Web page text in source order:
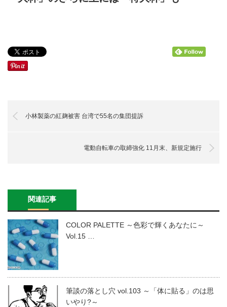
小林製薬の紅麹被害 台湾で55名の集団提訴
電動自転車の取締強化 11月末、新規定施行
関連記事
COLOR PALETTE ～色彩で輝くあなたに～
Vol.15 …
筆談の落とし穴 vol.103 ～「体に貼る」のは思
いやり?～